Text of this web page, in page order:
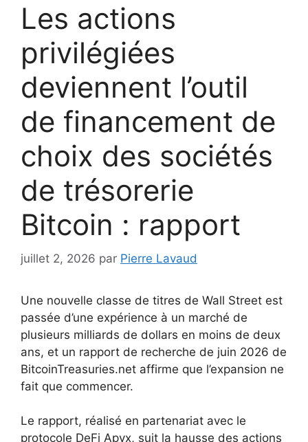
Les actions
privilégiées
deviennent l’outil
de financement de
choix des sociétés
de trésorerie
Bitcoin : rapport
juillet 2, 2026 par Pierre Lavaud
Une nouvelle classe de titres de Wall Street est
passée d’une expérience à un marché de
plusieurs milliards de dollars en moins de deux
ans, et un rapport de recherche de juin 2026 de
BitcoinTreasuries.net affirme que l’expansion ne
fait que commencer.
Le rapport, réalisé en partenariat avec le
protocole DeFi Apyx, suit la hausse des actions